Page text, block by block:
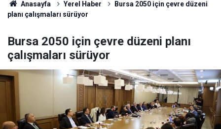
Anasayfa Yerel Haber
Bursa 2050 için çevre düzeni
planı çalışmaları sürüyor
Bursa 2050 için çevre düzeni planı
çalışmaları sürüyor